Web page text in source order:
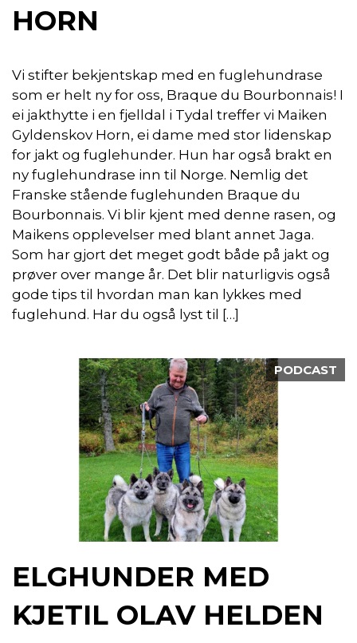
HORN
Vi stifter bekjentskap med en fuglehundrase
som er helt ny for oss, Braque du Bourbonnais! I
ei jakthytte i en fjelldal i Tydal treffer vi Maiken
Gyldenskov Horn, ei dame med stor lidenskap
for jakt og fuglehunder. Hun har også brakt en
ny fuglehundrase inn til Norge. Nemlig det
Franske stående fuglehunden Braque du
Bourbonnais. Vi blir kjent med denne rasen, og
Maikens opplevelser med blant annet Jaga.
Som har gjort det meget godt både på jakt og
prøver over mange år. Det blir naturligvis også
gode tips til hvordan man kan lykkes med
fuglehund. Har du også lyst til […]
PODCAST
ELGHUNDER MED
KJETIL OLAV HELDEN